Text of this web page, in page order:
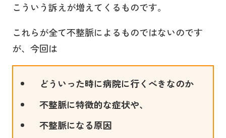
こういう訴えが増えてくるものです。
これらが全て不整脈によるものではないのです
が、今回は
どういった時に病院に行くべきなのか
不整脈に特徴的な症状や、
不整脈になる原因